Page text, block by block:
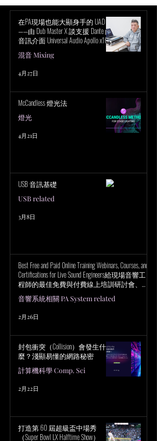
在PA現場也能大顯身手的 UAD！
——由 Dub Master X 談支援 Dante 的
音訊介面 Universal Audio Apollo x16D
的魅力
混音 Mixing
4月27日
McCandless 燈光法
燈光
4月21日
USB 音訊基礎
USB related
3月8日
Best Free and Paid Online Training Webinars, Courses, and
Certifications for Live Sound Engineers給現場音響工
程師的最佳免費與付費線上培訓研討會、課
程與認證
音響系統相關 PA System related
2月26日
封包衝突（Collision）會發生什
麼？淺顯易懂的網路秘密
計算機科學 Comp. Sci
2月22日
打造第 60 屆超級盃中場秀
（Super Bowl LX Halftime Show）